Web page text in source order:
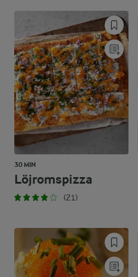
30 MIN
Löjromspizza
(21)